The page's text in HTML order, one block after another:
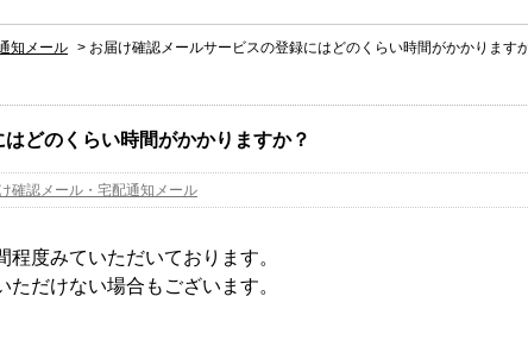
知メール > お届け確認メールサービスの登録にはどのくらい時間がかかります
どのくらい時間がかかりますか？
確認メール・宅配通知メール
度みていただいております。
だけない場合もございます。